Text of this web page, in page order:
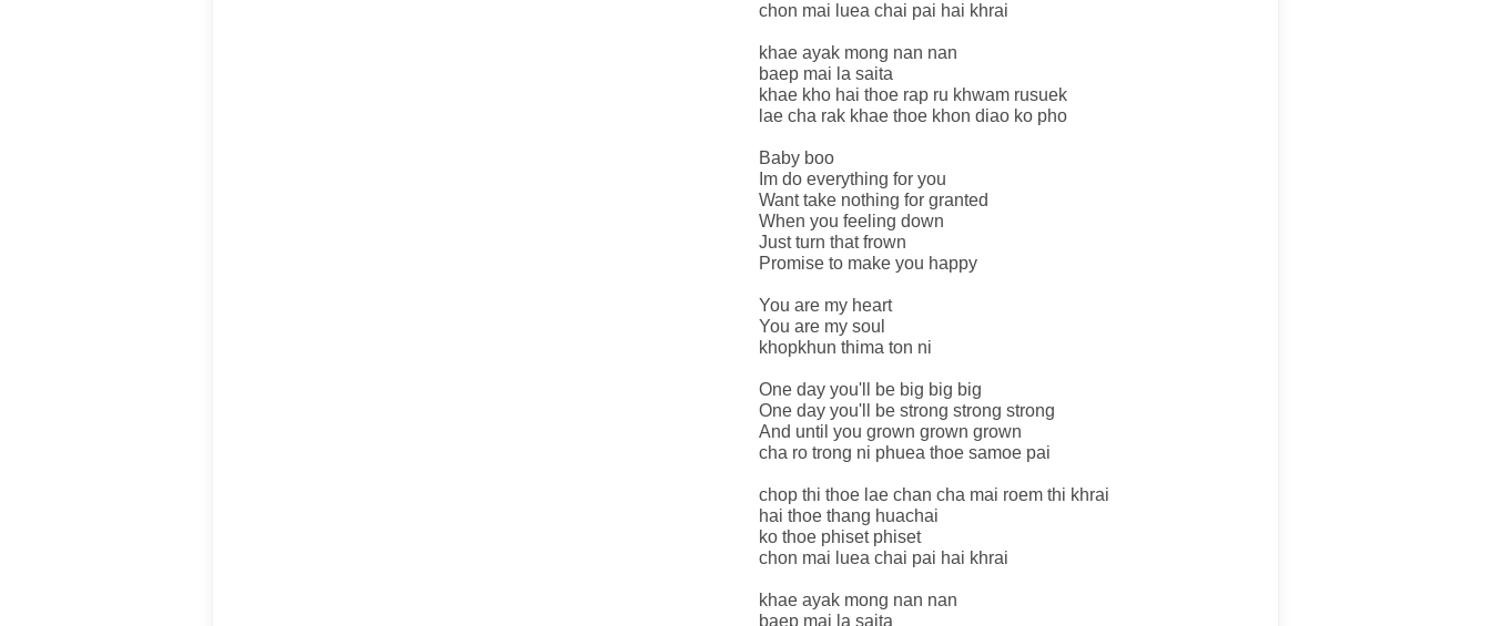
chon mai luea chai pai hai khrai
khae ayak mong nan nan
baep mai la saita
khae kho hai thoe rap ru khwam rusuek
lae cha rak khae thoe khon diao ko pho
Baby boo
Im do everything for you
Want take nothing for granted
When you feeling down
Just turn that frown
Promise to make you happy
You are my heart
You are my soul
khopkhun thima ton ni
One day you'll be big big big
One day you'll be strong strong strong
And until you grown grown grown
cha ro trong ni phuea thoe samoe pai
chop thi thoe lae chan cha mai roem thi khrai
hai thoe thang huachai
ko thoe phiset phiset
chon mai luea chai pai hai khrai
khae ayak mong nan nan
baep mai la saita